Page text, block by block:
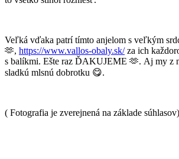
Veľká vďaka patrí tímto anjelom s veľkým
🫶, https://www.vallos-obaly.sk/za ich
s balíkmi. Ešte raz ĎAKUJEME 🫶. Aj my z
sladkú mlsnú dobrotku 😋.
( Fotografia je zverejnená na základe súhlasov)